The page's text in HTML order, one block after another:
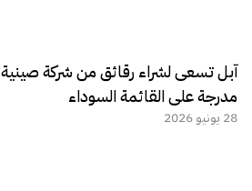
آبل تسعى لشراء رقائق من شركة صينية
مدرجة على القائمة السوداء
28 يونيو 2026